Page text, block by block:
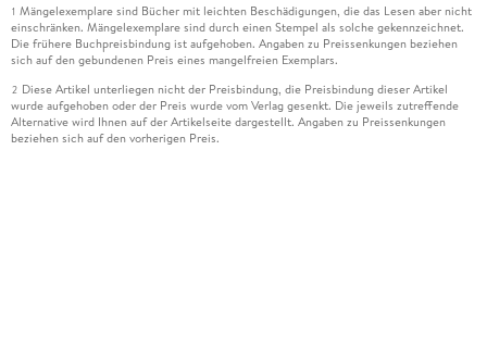
1 Mängelexemplare sind Bücher mit leichten Beschädigungen, die das Lesen aber nicht
einschränken. Mängelexemplare sind durch einen Stempel als solche gekennzeichnet.
Die frühere Buchpreisbindung ist aufgehoben. Angaben zu Preissenkungen beziehen
sich auf den gebundenen Preis eines mangelfreien Exemplars.
2 Diese Artikel unterliegen nicht der Preisbindung, die Preisbindung dieser Artikel
wurde aufgehoben oder der Preis wurde vom Verlag gesenkt. Die jeweils zutreffende
Alternative wird Ihnen auf der Artikelseite dargestellt. Angaben zu Preissenkungen
beziehen sich auf den vorherigen Preis.